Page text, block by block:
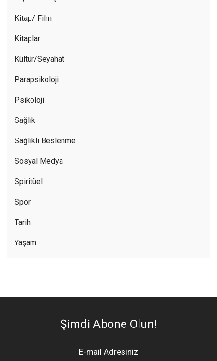
Kitap/ Film
Kitaplar
Kültür/Seyahat
Parapsikoloji
Psikoloji
Sağlık
Sağlıklı Beslenme
Sosyal Medya
Spiritüel
Spor
Tarih
Yaşam
Şimdi Abone Olun!
E-mail Adresiniz